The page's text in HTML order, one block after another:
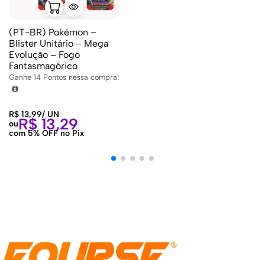
(PT-BR) Pokémon –
Blister Unitário – Mega
Evolução – Fogo
Fantasmagórico
Ganhe 14 Pontos nessa compra!
R$ 13,99/ UN
ouR$ 13,29
com 5% OFF no Pix